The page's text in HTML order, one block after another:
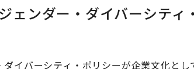
ンダー・ダイバーシティ
イバーシティ・ポリシーが企業文化と